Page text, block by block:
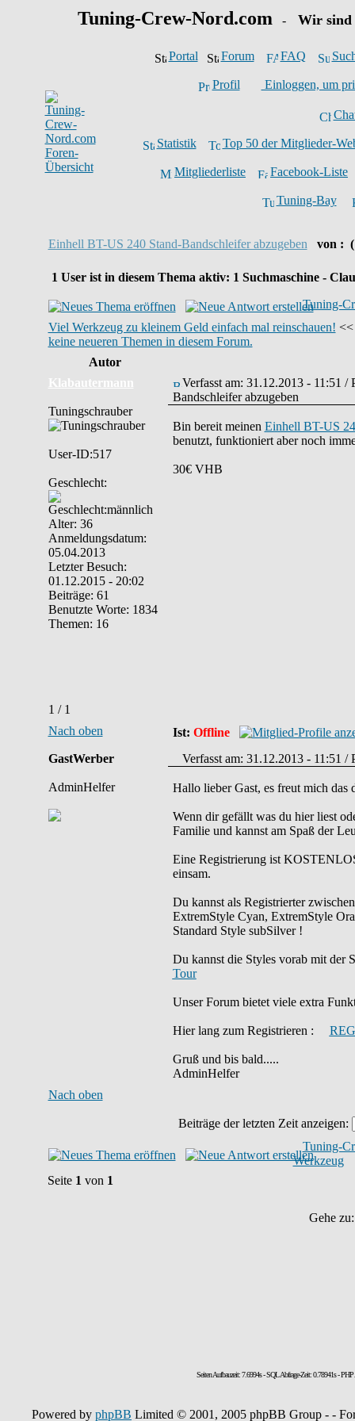
Tuning-Crew-Nord.com - Wir sind
Portal Forum FAQ
Profil Einloggen, um
Statistik Top 50 der Mitglieder-
Mitgliederliste Facebook-Liste
Tuning-Bay
Einhell BT-US 240 Stand-Bandschleifer abzugeben von :
1 User ist in diesem Thema aktiv: 1 Suchmaschine -
Tuning-
Viel Werkzeug zu kleinem Geld einfach mal reinschauen!
keine neueren Themen in diesem Forum.
Autor
Klabautermann
Tuningschrauber
User-ID:517
Geschlecht:
Alter: 36
Anmeldungsdatum:
05.04.2013
Letzter Besuch:
01.12.2015 - 20:02
Beiträge: 61
Benutzte Worte: 1834
Themen: 16
1 / 1
Verfasst am: 31.12.2013 - 11:51 /
Bandschleifer abzugeben
Bin bereit meinen Einhell BT-US
benutzt, funktioniert aber noch
30€ VHB
Nach oben Ist: Offline
GastWerber
AdminHelfer
Verfasst am: 31.12.2013 - 11:51 /
Hallo lieber Gast, es freut mich das
Wenn dir gefällt was du hier liest
Familie und kannst am Spaß der
Eine Registrierung ist
einsam.
Du kannst als Registrierter
ExtremStyle Cyan, ExtremStyle
Standard Style subSilver !
Du kannst die Styles vorab mit
Tour
Unser Forum bietet viele extra
Hier lang zum Registrieren :
Gruß und bis bald.....
AdminHelfer
Nach oben
Beiträge der letzten Zeit anzeigen:
Tuning-
Werkzeug
Seite 1 von 1
Gehe
Seiten Aufbauzeit: 7.6994s - SQL Abfrage-Zeit: 0.78941s -
Powered by phpBB Limited © 2001, 2005 phpBB Group - -